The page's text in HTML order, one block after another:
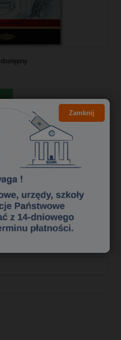
do koszyka
zapytaj o produkt
poleć znajomemu
Zamknij